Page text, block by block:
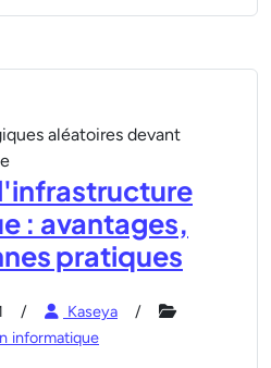
: avantages,
pratiques
Kaseya
informatique